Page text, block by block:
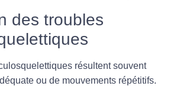
des troubles
résultent souvent
ou de mouvements répétitifs.